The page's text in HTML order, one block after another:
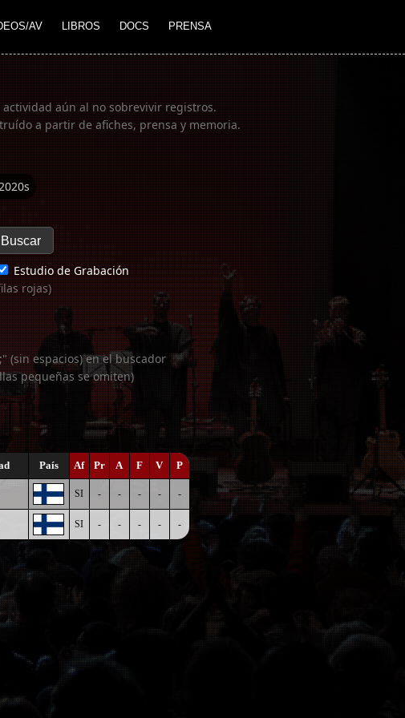
AV LIBROS DOCS PRENSA
aún al no sobrevivir registros.
a partir de afiches, prensa y memoria.
Estudio de Grabación
rojas)
(sin espacios) en el buscador
pequeñas se omiten)
País Af Pr A F V P
SI - - - - -
SI - - - - -